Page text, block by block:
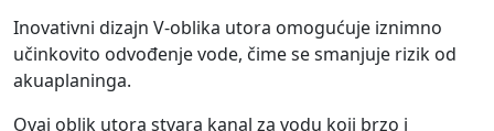
Inovativni dizajn V-oblika utora omogućuje iznimno
učinkovito odvođenje vode, čime se smanjuje rizik od
akuaplaninga.
Ovaj oblik utora stvara kanal za vodu koji brzo i